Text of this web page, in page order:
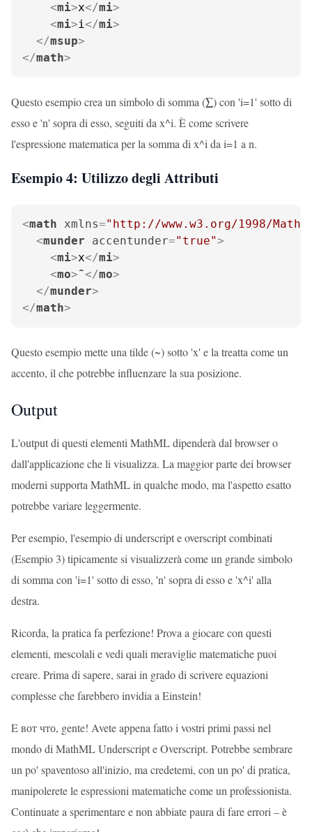
<mi>x</mi>
<mi>i</mi>
</msup>
</math>
Questo esempio crea un simbolo di somma (∑) con 'i=1' sotto di
esso e 'n' sopra di esso, seguiti da x^i. È come scrivere
l'espressione matematica per la somma di x^i da i=1 a n.
Esempio 4: Utilizzo degli Attributi
<math xmlns="http://www.w3.org/1998/Math/
<munder accentunder="true">
<mi>x</mi>
<mo>˜</mo>
</munder>
</math>
Questo esempio mette una tilde (~) sotto 'x' e la treatta come un
accento, il che potrebbe influenzare la sua posizione.
Output
L'output di questi elementi MathML dipenderà dal browser o
dall'applicazione che li visualizza. La maggior parte dei browser
moderni supporta MathML in qualche modo, ma l'aspetto esatto
potrebbe variare leggermente.
Per esempio, l'esempio di underscript e overscript combinati
(Esempio 3) tipicamente si visualizzerà come un grande simbolo
di somma con 'i=1' sotto di esso, 'n' sopra di esso e 'x^i' alla
destra.
Ricorda, la pratica fa perfezione! Prova a giocare con questi
elementi, mescolali e vedi quali meraviglie matematiche puoi
creare. Prima di sapere, sarai in grado di scrivere equazioni
complesse che farebbero invidia a Einstein!
E вот что, gente! Avete appena fatto i vostri primi passi nel
mondo di MathML Underscript e Overscript. Potrebbe sembrare
un po' spaventoso all'inizio, ma credetemi, con un po' di pratica,
manipolerete le espressioni matematiche come un professionista.
Continuate a sperimentare e non abbiate paura di fare errori – è